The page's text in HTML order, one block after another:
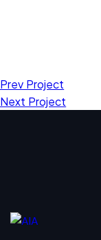
Prev Project
Next Project